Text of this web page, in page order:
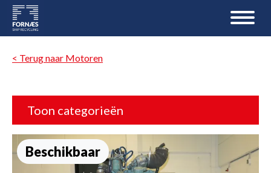
< Terug naar Motoren
Toon categorieën
Beschikbaar